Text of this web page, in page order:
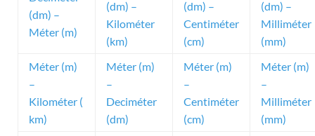
(dm) –
Méter (m)
(dm) –
Kilométer
(km)
(dm) –
Centiméter
(cm)
(dm) –
Milliméter
(mm)
Méter (m)
–
Kilométer (
km)
Méter (m)
–
Deciméter
(dm)
Méter (m)
–
Centiméter
(cm)
Méter (m)
–
Milliméter
(mm)